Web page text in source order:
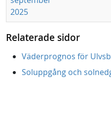
2025
Relaterade sidor
Väderprognos för
Soluppgång och